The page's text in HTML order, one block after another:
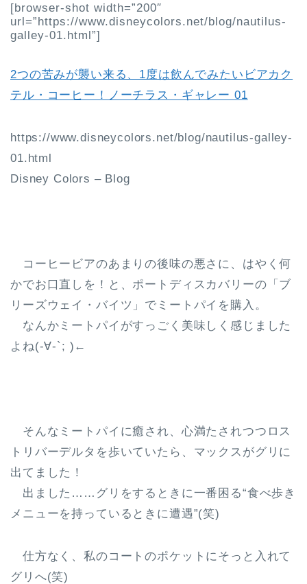
[browser-shot width=”200″
url=”https://www.disneycolors.net/blog/nautilus-
galley-01.html”]
2つの苦みが襲い来る、1度は飲んでみたいビアカク
テル・コーヒー！ノーチラス・ギャレー 01
https://www.disneycolors.net/blog/nautilus-galley-
01.html
Disney Colors – Blog
コーヒービアのあまりの後味の悪さに、はやく何
かでお口直しを！と、ポートディスカバリーの「ブ
リーズウェイ・バイツ」でミートパイを購入。
なんかミートパイがすっごく美味しく感じました
よね(-∀-`; )←
そんなミートパイに癒され、心満たされつつロス
トリバーデルタを歩いていたら、マックスがグリに
出てました！
出ました……グリをするときに一番困る“食べ歩き
メニューを持っているときに遭遇”(笑)
仕方なく、私のコートのポケットにそっと入れて
グリへ(笑)